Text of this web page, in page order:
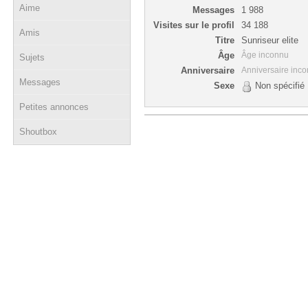
Aime
Amis
Sujets
Messages
Petites annonces
Shoutbox
Messages
1 988
Visites sur le profil
34 188
Titre
Sunriseur elite
Âge
Âge inconnu
Anniversaire Anniversaire
Sexe Non spécifié